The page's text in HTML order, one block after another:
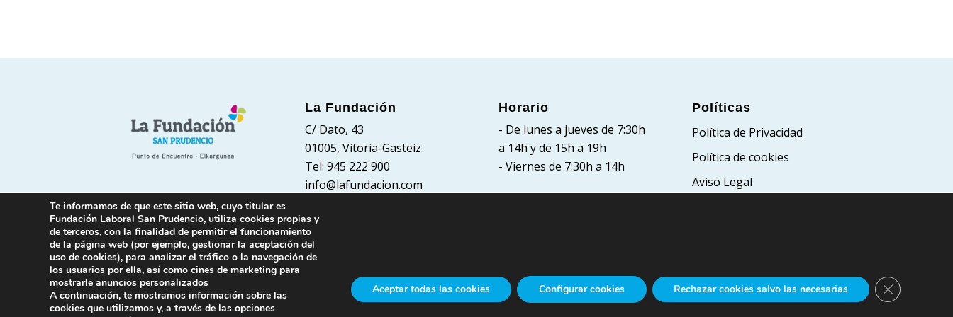
La Fundación
C/ Dato, 43
01005, Vitoria-Gasteiz
Tel: 945 222 900
info@lafundacion.com
Horario
- De lunes a jueves de 7:30h
a 14h y de 15h a 19h
- Viernes de 7:30h a 14h
Políticas
Política de Privacidad
Política de cookies
Aviso Legal
Te informamos de que este sitio web, cuyo titular es
Fundación Laboral San Prudencio, utiliza cookies propias y
de terceros, con la finalidad de permitir el funcionamiento
de la página web (por ejemplo, gestionar la aceptación del
uso de cookies), para analizar el tráfico o la navegación de
los usuarios por ella, así como cines de marketing para
mostrarle anuncios personalizados
A continuación, te mostramos información sobre las
cookies que utilizamos y, a través de las opciones
Aceptar todas las cookies Rechazar cookies salvo las necesarias
Configurar cookies Cerrar el